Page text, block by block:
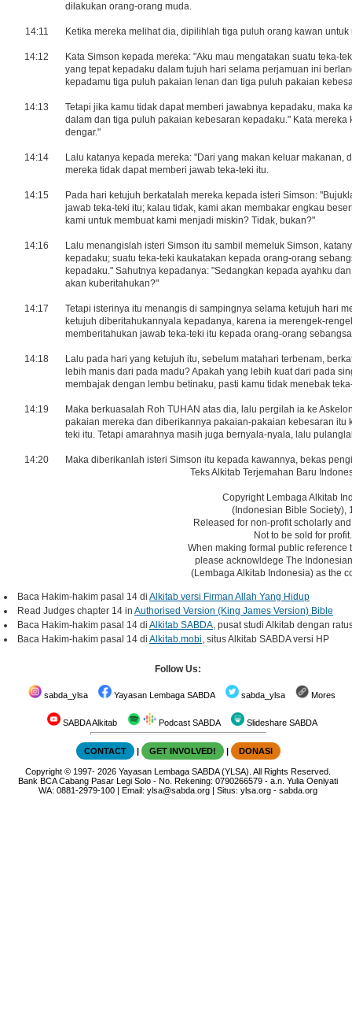
dilakukan orang-orang muda.
14:11 Ketika mereka melihat dia, dipilihlah tiga puluh orang kawan
14:12
Kata Simson kepada mereka: "Aku mau mengatakan suatu teka-
yang tepat kepadaku dalam tujuh hari selama perjamuan ini
kepadamu tiga puluh pakaian lenan dan tiga puluh pakaian
14:13
Tetapi jika kamu tidak dapat memberi jawabnya kepadaku, maka
dalam dan tiga puluh pakaian kebesaran kepadaku." Kata
dengar."
14:14
Lalu katanya kepada mereka: "Dari yang makan keluar makanan,
mereka tidak dapat memberi jawab teka-teki itu.
14:15
Pada hari ketujuh berkatalah mereka kepada isteri Simson:
jawab teka-teki itu; kalau tidak, kami akan membakar engkau
kami untuk membuat kami menjadi miskin? Tidak, bukan?"
14:16
Lalu menangislah isteri Simson itu sambil memeluk Simson,
kepadaku; suatu teka-teki kaukatakan kepada orang-orang
kepadaku." Sahutnya kepadanya: "Sedangkan kepada ayahku
akan kuberitahukan?"
14:17
Tetapi isterinya itu menangis di sampingnya selama ketujuh hari
ketujuh diberitahukannyala kepadanya, karena ia merengek-
memberitahukan jawab teka-teki itu kepada orang-orang
14:18
Lalu pada hari yang ketujuh itu, sebelum matahari terbenam,
lebih manis dari pada madu? Apakah yang lebih kuat dari pada
membajak dengan lembu betinaku, pasti kamu tidak menebak
14:19
Maka berkuasalah Roh TUHAN atas dia, lalu pergilah ia ke
pakaian mereka dan diberikannya pakaian-pakaian kebesaran
teki itu. Tetapi amarahnya masih juga bernyala-nyala, lalu
14:20
Maka diberikanlah isteri Simson itu kepada kawannya, bekas
Teks Alkitab Terjemahan Baru
Copyright Lembaga Alkitab
(Indonesian Bible Society),
Released for non-profit scholarly
Not to be sold for profit.
When making formal public reference
please acknowldege The
(Lembaga Alkitab Indonesia) as the
Baca Hakim-hakim pasal 14 di Alkitab versi Firman Allah Yang Hidup
Read Judges chapter 14 in Authorised Version (King James Version) Bible
Baca Hakim-hakim pasal 14 di Alkitab SABDA, pusat studi Alkitab dengan
Baca Hakim-hakim pasal 14 di Alkitab.mobi, situs Alkitab SABDA versi HP
Follow Us:
sabda_ylsa Yayasan Lembaga SABDA sabda_ylsa Mores
SABDA Alkitab Podcast SABDA Slideshare SABDA
CONTACT | GET INVOLVED! | DONASI
Copyright © 1997-2026Yayasan Lembaga SABDA (YLSA). All Rights Reserved.
Bank BCA Cabang Pasar Legi Solo - No. Rekening: 0790266579 - a.n. Yulia Oeniyati
WA:0881-2979-100 | Email:ylsa@sabda.org | Situs:ylsa.org -sabda.org